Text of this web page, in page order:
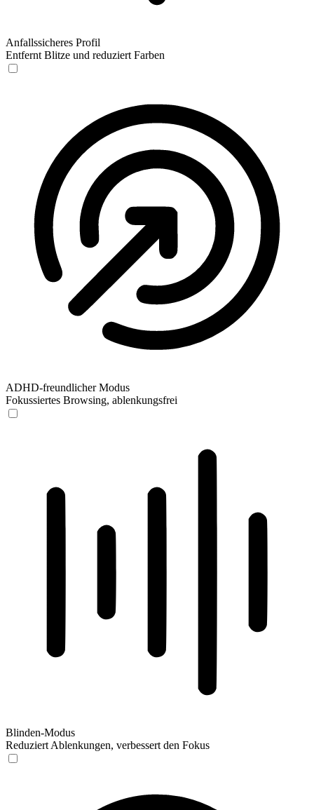
Anfallssicheres Profil
Entfernt Blitze und reduziert Farben
ADHD-freundlicher Modus
Fokussiertes Browsing, ablenkungsfrei
Blinden-Modus
Reduziert Ablenkungen, verbessert den Fokus